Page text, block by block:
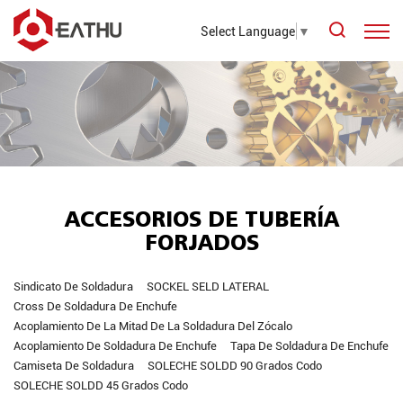
Select Language ▼
ACCESORIOS DE TUBERÍA
FORJADOS
Sindicato De Soldadura
SOCKEL SELD LATERAL
Cross De Soldadura De Enchufe
Acoplamiento De La Mitad De La Soldadura Del Zócalo
Acoplamiento De Soldadura De Enchufe
Tapa De Soldadura De Enchufe
Camiseta De Soldadura
SOLECHE SOLDD 90 Grados Codo
SOLECHE SOLDD 45 Grados Codo